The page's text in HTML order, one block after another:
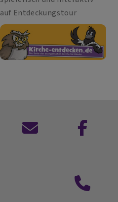
auf Entdeckungstour
Kontaktformular